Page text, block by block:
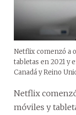
Netflix comenzó a
tabletas en 2021 y
Canadá y Reino
Netflix
móviles y